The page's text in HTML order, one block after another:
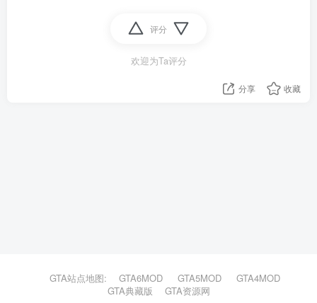
评分
欢迎为Ta评分
分享 收藏
GTA站点地图: GTA6MOD GTA5MOD
GTA4MOD
GTA典藏版
GTA资源网